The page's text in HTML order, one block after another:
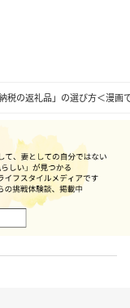
税の返礼品」の選び方＜漫画